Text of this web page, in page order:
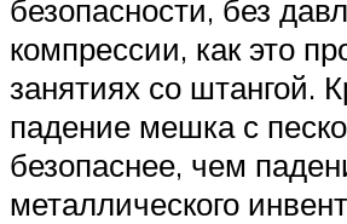
безопасности, без
компрессии, как это
занятиях со штангой.
падение мешка с
безопаснее, чем
металлического